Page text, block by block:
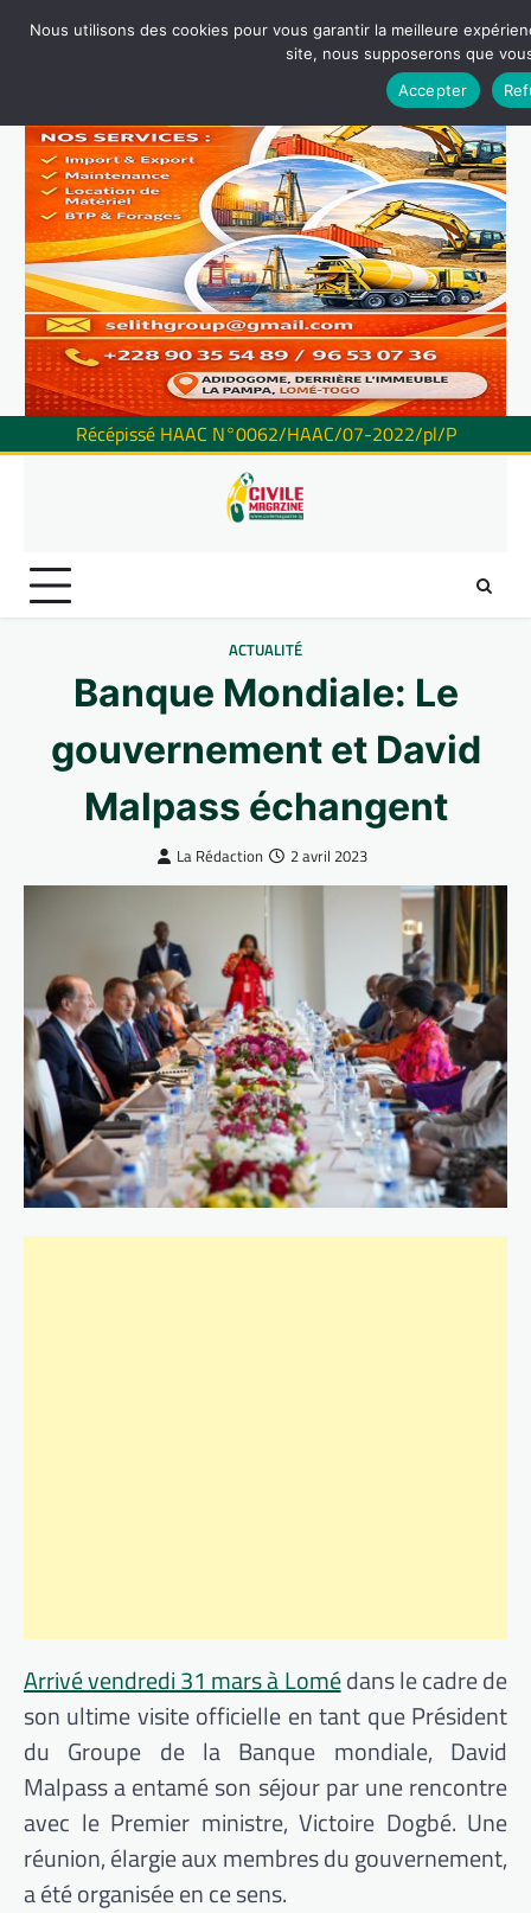
Récépissé HAAC N°0062/HAAC/07-2022/pl/P
ACTUALITÉ
Banque Mondiale: Le
gouvernement et David
Malpass échangent
La Rédaction 2 avril 2023
Arrivé vendredi 31 mars à Lomédans le cadre de
son ultime visite officielle en tant que Président
du Groupe de la Banque mondiale, David
Malpass a entamé son séjour par une rencontre
avec le Premier ministre, Victoire Dogbé. Une
réunion, élargie aux membres du gouvernement,
a été organisée en ce sens.
Nous utilisons des cookies pour vous garantir la meilleure
site, nous supposerons que
Accepter